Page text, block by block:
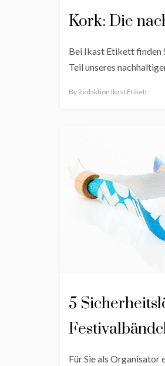
Kork: Die
Bei Ikast Etikett finden
Teil unseres
By Redaktion Ikast Etikett
5
Für Sie als Organisator